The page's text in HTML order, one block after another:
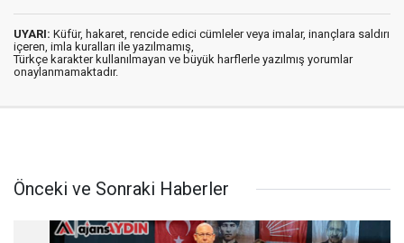
UYARI: Küfür, hakaret, rencide edici cümleler veya imalar, inançlara saldırı
içeren, imla kuralları ile yazılmamış,
Türkçe karakter kullanılmayan ve büyük harflerle yazılmış yorumlar
onaylanmamaktadır.
Önceki ve Sonraki Haberler